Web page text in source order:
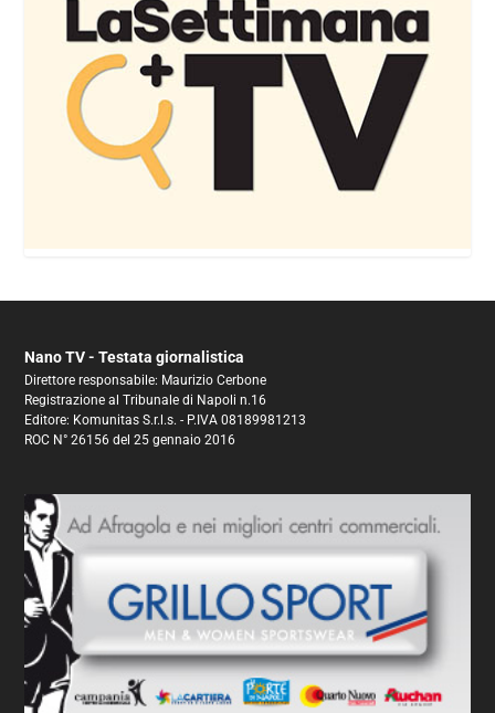
Nano TV - Testata giornalistica
Direttore responsabile: Maurizio Cerbone
Registrazione al Tribunale di Napoli n.16
Editore: Komunitas S.r.l.s. - P.IVA 08189981213
ROC N° 26156 del 25 gennaio 2016